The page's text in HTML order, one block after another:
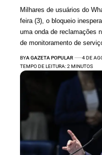
Milhares de usuários do
feira (3), o bloqueio
uma onda de reclamações
de monitoramento de
BYA GAZETA POPULAR
4 DE
TEMPO DE LEITURA: 2 MINUTOS